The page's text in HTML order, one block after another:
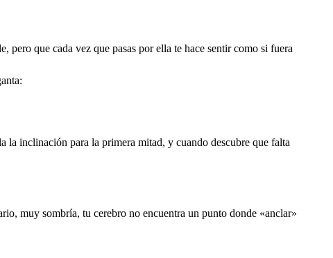
pero que cada vez que pasas por ella te hace sentir como si fuera
la inclinación para la primera mitad, y cuando descubre que falta
muy sombría, tu cerebro no encuentra un punto donde «anclar»